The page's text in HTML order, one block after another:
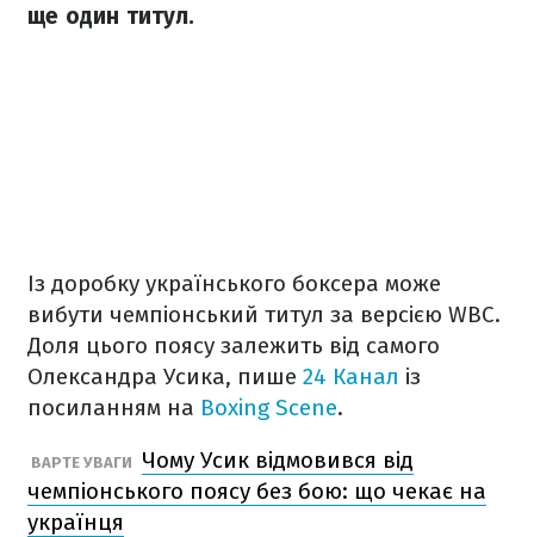
ще один титул.
Із доробку українського боксера може
вибути чемпіонський титул за версією WBC.
Доля цього поясу залежить від самого
Олександра Усика, пише 24 Канал із
посиланням на Boxing Scene.
ВАРТЕ УВАГИ
Чому Усик відмовився від
чемпіонського поясу без бою: що чекає на
українця